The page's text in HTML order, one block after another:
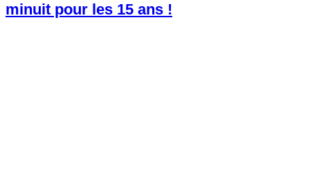
minuit pour les 15 ans !